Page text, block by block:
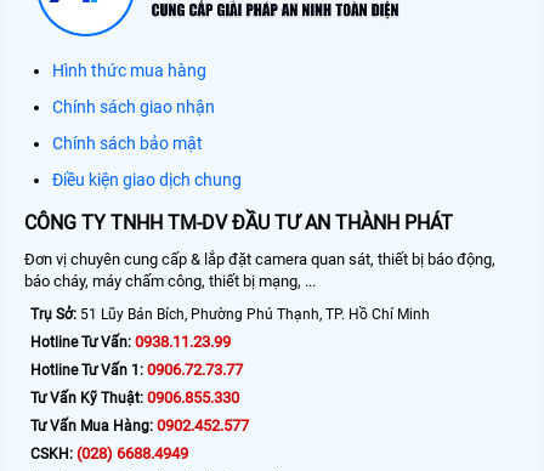
Hình thức mua hàng
Chính sách giao nhận
Chính sách bảo mật
Điều kiện giao dịch chung
CÔNG TY TNHH TM-DV ĐẦU TƯ AN THÀNH PHÁT
Đơn vị chuyên cung cấp & lắp đặt camera quan sát, thiết bị báo động,
báo cháy, máy chấm công, thiết bị mạng, ...
Trụ Sở: 51 Lũy Bán Bích, Phường Phú Thạnh, TP. Hồ Chí Minh
Hotline Tư Vấn: 0938.11.23.99
Hotline Tư Vấn 1: 0906.72.73.77
Tư Vấn Kỹ Thuật: 0906.855.330
Tư Vấn Mua Hàng: 0902.452.577
CSKH: (028) 6688.4949